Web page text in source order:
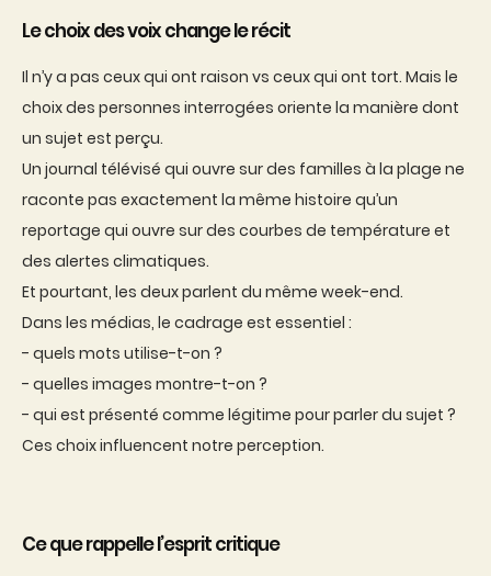
Le choix des voix change le récit
Il n’y a pas ceux qui ont raison vs ceux qui ont tort. Mais le
choix des personnes interrogées oriente la manière dont
un sujet est perçu.
Un journal télévisé qui ouvre sur des familles à la plage ne
raconte pas exactement la même histoire qu’un
reportage qui ouvre sur des courbes de température et
des alertes climatiques.
Et pourtant, les deux parlent du même week-end.
Dans les médias, le cadrage est essentiel :
- quels mots utilise-t-on ?
- quelles images montre-t-on ?
- qui est présenté comme légitime pour parler du sujet ?
Ces choix influencent notre perception.
Ce que rappelle l’esprit critique